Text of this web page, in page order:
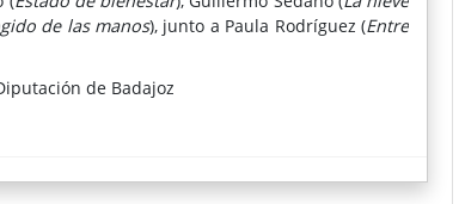
de las manos), junto a Paula Rodríguez (Entre
de Badajoz